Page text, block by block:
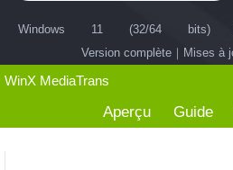
Windows 11 (32/64 bits)
Version complète｜Mises à
WinX MediaTrans
Aperçu Guide